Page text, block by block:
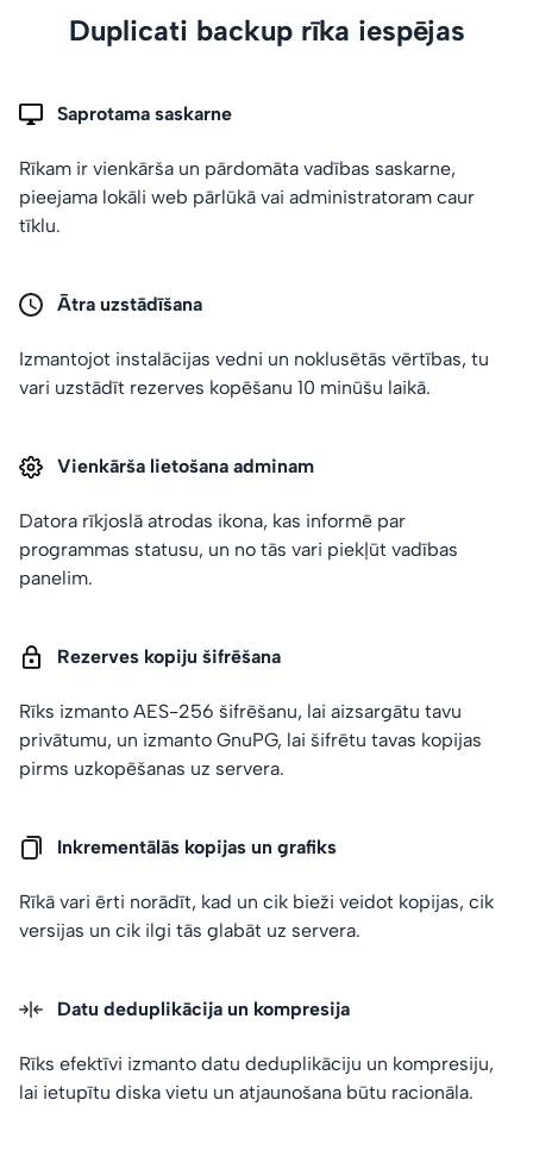
Duplicati backup rīka iespējas
Saprotama saskarne
Rīkam ir vienkārša un pārdomāta vadības saskarne,
pieejama lokāli web pārlūkā vai administratoram caur
tīklu.
Ātra uzstādīšana
Izmantojot instalācijas vedni un noklusētās vērtības, tu
vari uzstādīt rezerves kopēšanu 10 minūšu laikā.
Vienkārša lietošana adminam
Datora rīkjoslā atrodas ikona, kas informē par
programmas statusu, un no tās vari piekļūt vadības
panelim.
Rezerves kopiju šifrēšana
Rīks izmanto AES-256 šifrēšanu, lai aizsargātu tavu
privātumu, un izmanto GnuPG, lai šifrētu tavas kopijas
pirms uzkopēšanas uz servera.
Inkrementālās kopijas un grafiks
Rīkā vari ērti norādīt, kad un cik bieži veidot kopijas, cik
versijas un cik ilgi tās glabāt uz servera.
Datu deduplikācija un kompresija
Rīks efektīvi izmanto datu deduplikāciju un kompresiju,
lai ietupītu diska vietu un atjaunošana būtu racionāla.